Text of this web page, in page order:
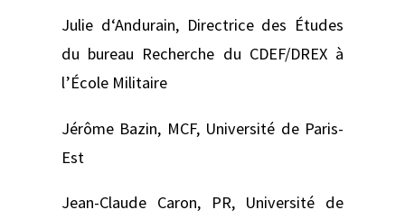
Julie d‘Andurain, Directrice des Études
du bureau Recherche du CDEF/DREX à
l’École Militaire
Jérôme Bazin, MCF, Université de Paris-
Est
Jean-Claude Caron, PR, Université de